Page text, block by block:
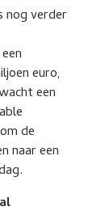
nog verder
euro,
een
de
naar een